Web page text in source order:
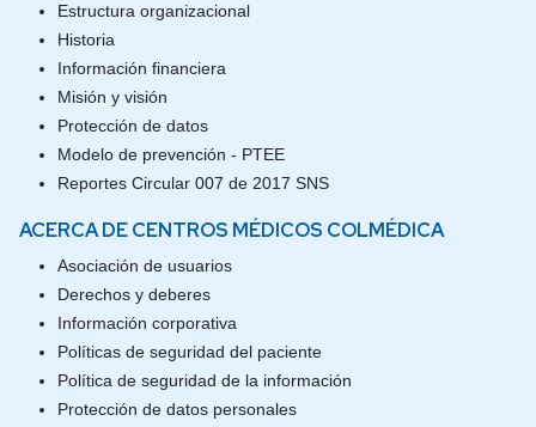
Estructura organizacional
Historia
Información financiera
Misión y visión
Protección de datos
Modelo de prevención - PTEE
Reportes Circular 007 de 2017 SNS
ACERCA DE CENTROS MÉDICOS COLMÉDICA
Asociación de usuarios
Derechos y deberes
Información corporativa
Políticas de seguridad del paciente
Política de seguridad de la información
Protección de datos personales